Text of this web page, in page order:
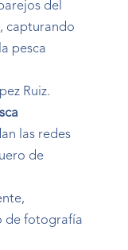
del
capturando
pesca
Ruiz.
las redes
de
de fotografía